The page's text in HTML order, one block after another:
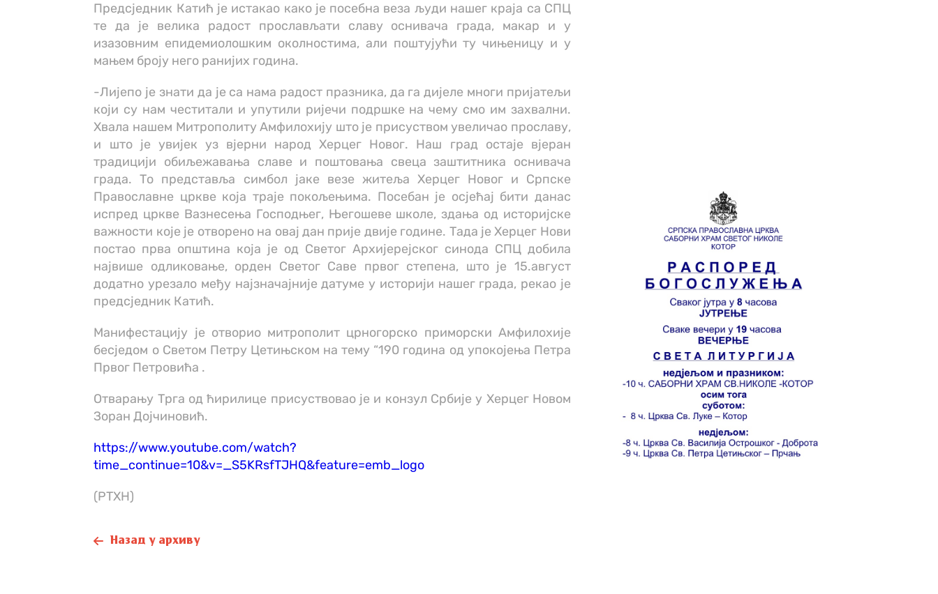
Предсједник Катић је истакао како је посебна веза људи нашег краја са СПЦ
те да је велика радост прослављати славу оснивача града, макар и у
изазовним епидемиолошким околностима, али поштујући ту чињеницу и у
мањем броју него ранијих година.
-Лијепо је знати да је са нама радост празника, да га дијеле многи пријатељи
који су нам честитали и упутили ријечи подршке на чему смо им захвални.
Хвала нашем Митрополиту Амфилохију што је присуством увеличао прославу,
и што је увијек уз вјерни народ Херцег Новог. Наш град остаје вјеран
традицији обиљежавања славе и поштовања свеца заштитника оснивача
града. То представља симбол јаке везе житеља Херцег Новог и Српске
Православне цркве која траје покољењима. Посебан је осјећај бити данас
испред цркве Вазнесења Господњег, Његошеве школе, здања од историјске
важности које је отворено на овај дан прије двије године. Тада је Херцег Нови
постао прва општина која је од Светог Архијерејског синода СПЦ добила
највише одликовање, орден Светог Саве првог степена, што је 15.август
додатно урезало међу најзначајније датуме у историји нашег града, рекао је
предсједник Катић.
Манифестацију је отворио митрополит црногорско приморски Амфилохије
бесједом о Светом Петру Цетињском на тему “190 година од упокојења Петра
Првог Петровића .
Отварању Трга од ћирилице присуствовао је и конзул Србије у Херцег Новом
Зоран Дојчиновић.
https://www.youtube.com/watch?
time_continue=10&v=_S5KRsfTJHQ&feature=emb_logo
(РТХН)
Назад у архиву